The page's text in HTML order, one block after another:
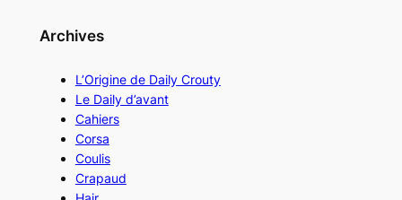
Archives
L’Origine de Daily Crouty
Le Daily d’avant
Cahiers
Corsa
Coulis
Crapaud